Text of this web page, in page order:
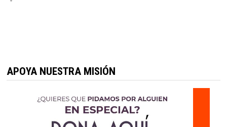
APOYA NUESTRA MISIÓN